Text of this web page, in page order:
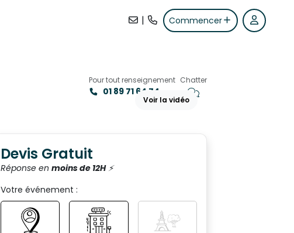
| Commencer
Pour tout renseignement
01 89 71 64 74
Chatter
Voir la vidéo
Devis Gratuit
Réponse en moins de 12H⚡️
Votre événement :
H
Ô
T
E
L